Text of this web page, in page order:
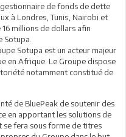
de fonds de dette
à Londres, Tunis, Nairobi et
millions de dollars afin
Sotupa.
Sotupa est un acteur majeur
en Afrique. Le Groupe dispose
notamment constitué de
de BluePeak de soutenir des
en apportant les solutions de
se fera sous forme de titres